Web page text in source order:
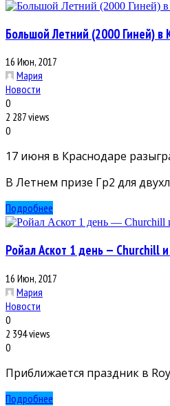
Большой Летний (2000 Гиней) в
16 Июн, 2017
Мария
Новости
0
2 287 views
0
17 июня в Краснодаре
В Летнем призе Гр2 для
Подробнее
Ройал Аскот 1 день — Churchill
16 Июн, 2017
Мария
Новости
0
2 394 views
0
Приближается праздник в
Подробнее